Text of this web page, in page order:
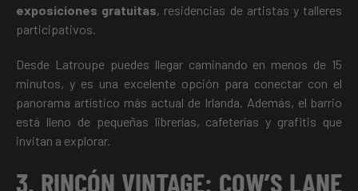
exposiciones gratuitas, residencias de artistas y talleres
participativos.
Desde Latroupe puedes llegar caminando en menos de 15
minutos, y es una excelente opción para conectar con el
panorama artístico más actual de Irlanda. Además, el barrio
está lleno de pequeñas librerías, cafeterías y grafitis que
invitan a explorar.
3. RINCÓN VINTAGE: COW’S LANE